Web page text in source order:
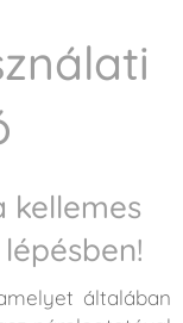
kellemes
általában